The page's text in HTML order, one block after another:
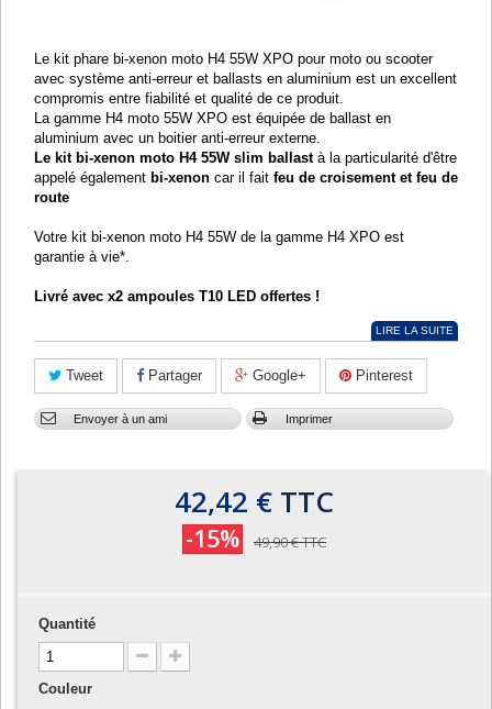
Le kit phare bi-xenon moto H4 55W XPO pour moto ou scooter
avec système anti-erreur et ballasts en aluminium est un excellent
compromis entre fiabilité et qualité de ce produit.
La gamme H4 moto 55W XPO est équipée de ballast en
aluminium avec un boitier anti-erreur externe.
Le kit bi-xenon moto H4 55W slim ballast à la particularité d'être
appelé également bi-xenon car il fait feu de croisement et feu de
route
Votre kit bi-xenon moto H4 55W de la gamme H4 XPO est
garantie à vie*.
Livré avec x2 ampoules T10 LED offertes !
LIRE LA SUITE
Tweet Partager Google+ Pinterest
Envoyer à un ami Imprimer
42,42 € TTC
-15% 49,90 €TTC
Quantité
Couleur